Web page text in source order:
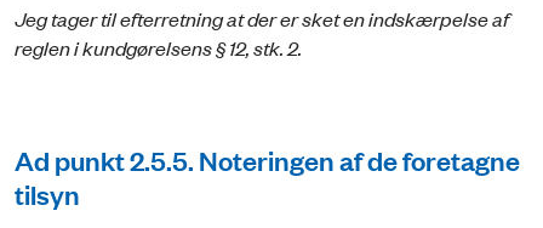
Jeg tager til efterretning at der er sket en indskærpelse af
reglen i kundgørelsens § 12, stk. 2.
Ad punkt 2.5.5. Noteringen af de foretagne
tilsyn